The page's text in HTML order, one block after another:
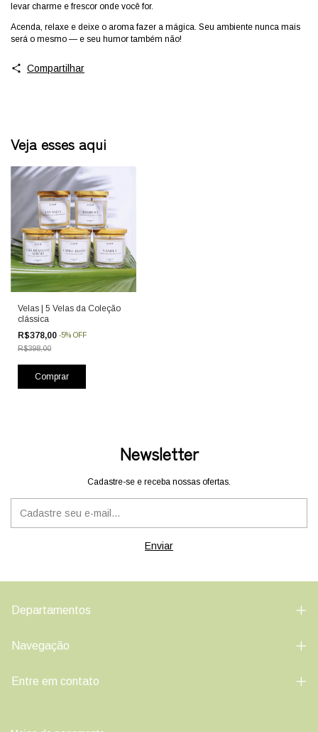
levar charme e frescor onde você for.
Acenda, relaxe e deixe o aroma fazer a mágica. Seu ambiente nunca mais
será o mesmo — e seu humor também não!
Compartilhar
Veja esses aqui
Velas | 5 Velas da Coleção
clássica
R$378,00 -5% OFF
R$398,00
Newsletter
Cadastre-se e receba nossas ofertas.
Departamentos
Navegação
Entre em contato